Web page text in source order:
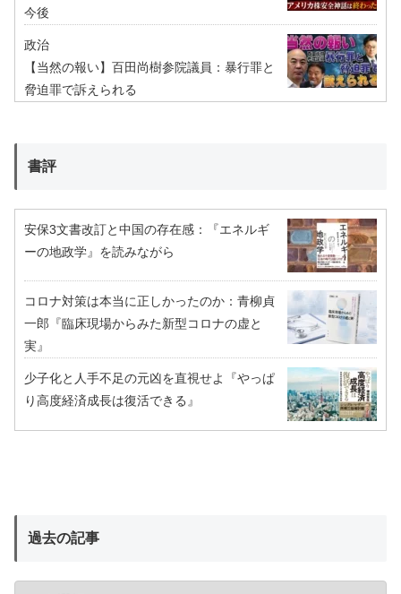
今後
政治
【当然の報い】百田尚樹参院議員：暴行罪と
脅迫罪で訴えられる
書評
安保3文書改訂と中国の存在感：『エネルギ
ーの地政学』を読みながら
コロナ対策は本当に正しかったのか：青柳貞
一郎『臨床現場からみた新型コロナの虚と
実』
少子化と人手不足の元凶を直視せよ『やっぱ
り高度経済成長は復活できる』
過去の記事